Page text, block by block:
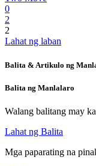
0
2
2
Lahat ng laban
Balita & Artikulo ng
Balita ng Manlalaro
Walang balitang may
Lahat ng Balita
Mga paparating na